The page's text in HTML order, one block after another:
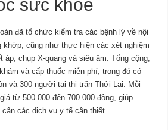
sức khỏe
đã tổ chức kiểm tra các bệnh lý về nội
khớp, cũng như thực hiện các xét nghiệm
áp, chụp X-quang và siêu âm. Tổng cộng,
và cấp thuốc miễn phí, trong đó có
và 300 người tại thị trấn Thới Lai. Mỗi
từ 500.000 đến 700.000 đồng, giúp
các dịch vụ y tế cần thiết.